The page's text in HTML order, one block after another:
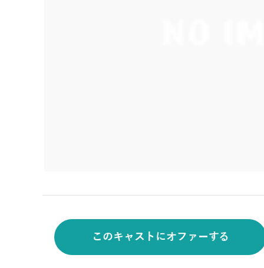
このキャストにオファーする